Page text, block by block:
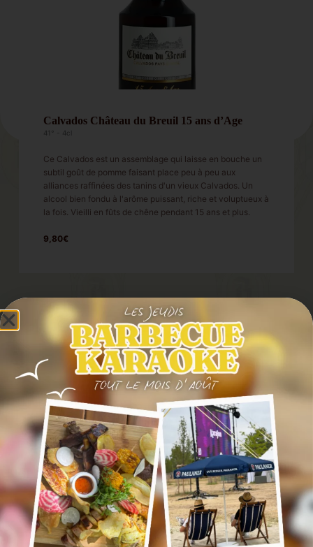
Calvados Château du Breuil 15 ans d’Age
Ce Calvados est un assemblage qui laisse en bouche un
subtil goût de pomme faisant place peu à peu aux
alliances raffinées des tanins d'un vieux Calvados. Un
alcool bien fondu à l'arôme puissant, riche et voluptueux à
la fois. Vieilli en fûts de chêne pendant 15 ans et plus.
9,80€
SUIVEZ-NOUS EN
IMAGE